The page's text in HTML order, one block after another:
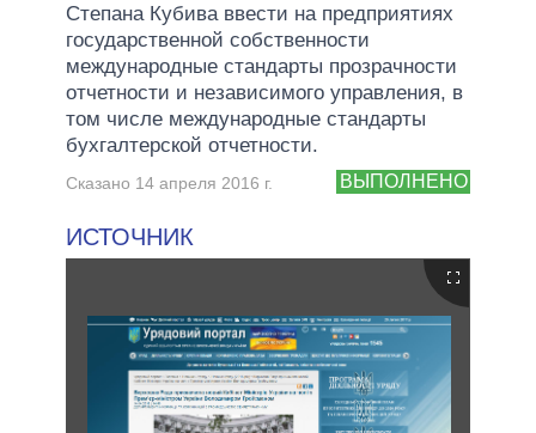
Степана Кубива ввести на предприятиях
государственной собственности
международные стандарты прозрачности
отчетности и независимого управления, в
том числе международные стандарты
бухгалтерской отчетности.
ВЫПОЛНЕНО
Сказано 14 апреля 2016 г.
ИСТОЧНИК